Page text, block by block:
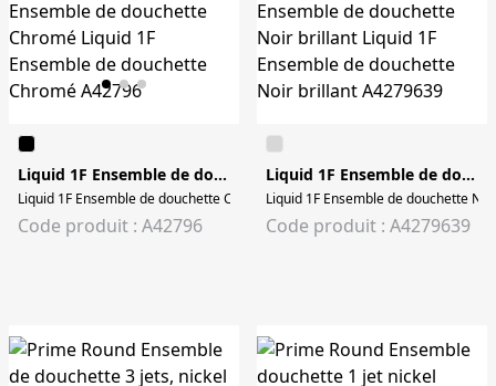
Liquid 1F Ensemble de douchette
Liquid 1F Ensemble de douchette Chromé Liquid 1F Ensemble de douchette
Code produit : A42796
Liquid 1F Ensemble de douchette
Liquid 1F Ensemble de douchette
Code produit : A4279639